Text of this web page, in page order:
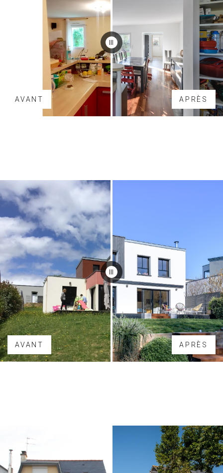
AVANT APRÈS
AVANT APRÈS